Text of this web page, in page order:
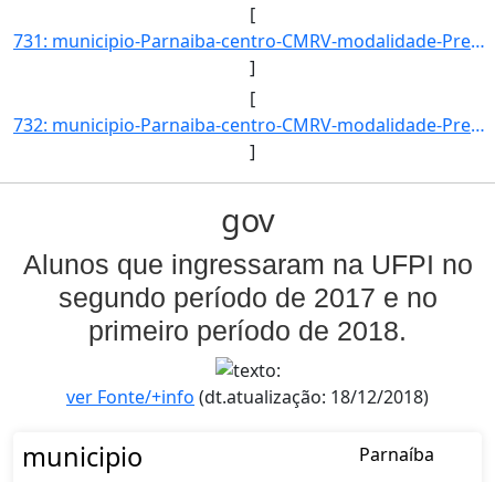
[
731: municipio-Parnaiba-centro-CMRV-modalidade-Presencial-convenio--selecao-SISU_COTA-cota-AA-2-sexo-F-uf]
]
[
732: municipio-Parnaiba-centro-CMRV-modalidade-Presencial-convenio--selecao-SISU_COTA-cota-AA-2-sexo-M-uf]
]
gov
Alunos que ingressaram na UFPI no
segundo período de 2017 e no
primeiro período de 2018.
ver Fonte/+info (dt.atualização: 18/12/2018)
municipio Parnaíba